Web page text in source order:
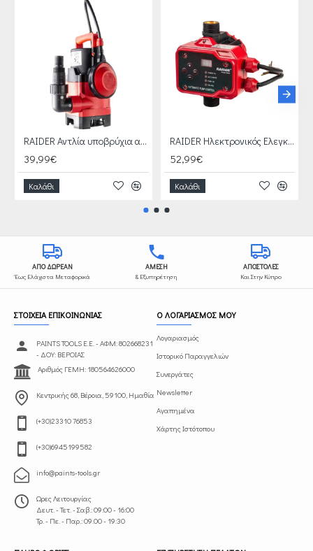
RAIDER Αντλία υποβρύχια ακάθαρτων RD-WP46 400W 1″ 125L/min 5m 070154
39,99€
Καλάθι
RAIDER Ηλεκτρονικός Ελεγκτής Πίεσης 2.2kW RD-EPC04 070190
52,99€
Καλάθι
ΑΠΟ ΔΩΡΕΑΝ
Έως Ελάχιστα Μεταφορικά
ΑΜΕΣΗ
& Εξυπηρέτηση
ΑΠΟΣΤΟΛΕΣ
Και Στην Κύπρο
ΣΤΟΙΧΕΙΑ ΕΠΙΚΟΙΝΩΝΙΑΣ
PAINTS TOOLS Ε.Ε. - ΑΦΜ: 802668231
- ΔΟΥ: ΒΕΡΟΙΑΣ
Αριθμός ΓΕΜΗ: 180564626000
Κεντρικής 68, Βέροια, 59100, Ημαθία
(+30)23310 76853
(+30)6945199582
info@paints-tools.gr
Ωρες Λειτουργίας
Δευτ. - Τετ. - Σαβ.: 09:00 - 16:00
Τρ. - Πε. - Παρ.: 09.00 - 19:30
Ο ΛΟΓΑΡΙΑΣΜΟΣ ΜΟΥ
Λογαριασμός
Ιστορικό Παραγγελιών
Συνεργάτες
Newsletter
Αγαπημένα
Χάρτης Ιστότοπου